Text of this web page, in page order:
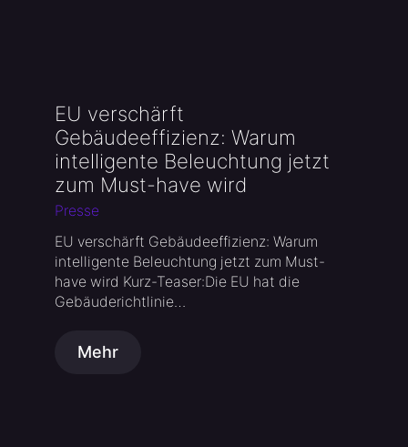
EU verschärft
Gebäudeeffizienz: Warum
intelligente Beleuchtung jetzt
zum Must-have wird
Presse
EU verschärft Gebäudeeffizienz: Warum
intelligente Beleuchtung jetzt zum Must-
have wird Kurz-Teaser:Die EU hat die
Gebäuderichtlinie…
Mehr